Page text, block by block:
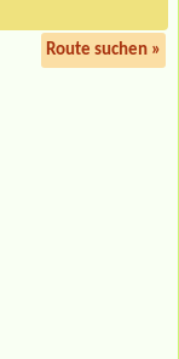
Route suchen »